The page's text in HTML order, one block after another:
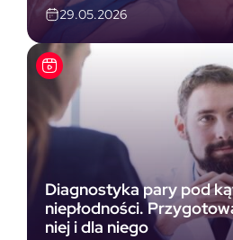
29.05.2026
Diagnostyka pary pod
niepłodności.
niej i dla niego